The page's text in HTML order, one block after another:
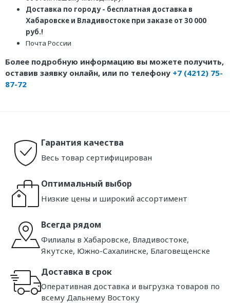
Доставка по городу - бесплатная доставка в
Хабаровске и Владивостоке при заказе от 30 000
руб.!
Почта России
Более подробную информацию вы можете получить,
оставив заявку онлайн, или по телефону +7 (4212) 75-
87-72
Гарантия качества
Весь товар сертифицирован
Оптимальный выбор
Низкие цены и широкий ассортимент
Всегда рядом
Филиалы в Хабаровске, Владивостоке,
Якутске, Южно-Сахалинске, Благовещенске
Доставка в срок
Оперативная доставка и выгрузка товаров по
всему Дальнему Востоку